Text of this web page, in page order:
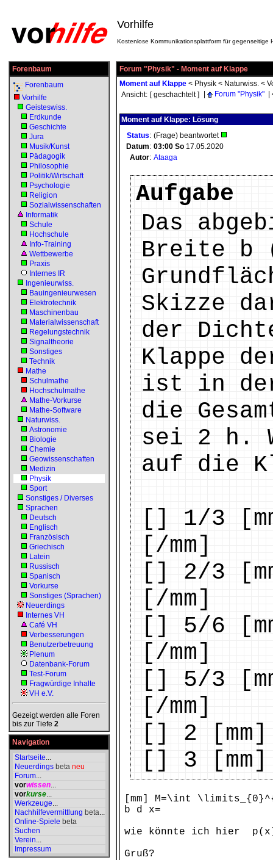
Vorhilfe
Kostenlose Kommunikationsplattform für gegenseitige
Forenbaum
Forenbaum
Vorhilfe
Geisteswiss.
Erdkunde
Geschichte
Jura
Musik/Kunst
Pädagogik
Philosophie
Politik/Wirtschaft
Psychologie
Religion
Sozialwissenschaften
Informatik
Schule
Hochschule
Info-Training
Wettbewerbe
Praxis
Internes IR
Ingenieurwiss.
Bauingenieurwesen
Elektrotechnik
Maschinenbau
Materialwissenschaft
Regelungstechnik
Signaltheorie
Sonstiges
Technik
Mathe
Schulmathe
Hochschulmathe
Mathe-Vorkurse
Mathe-Software
Naturwiss.
Astronomie
Biologie
Chemie
Geowissenschaften
Medizin
Physik
Sport
Sonstiges / Diverses
Sprachen
Deutsch
Englisch
Französisch
Griechisch
Latein
Russisch
Spanisch
Vorkurse
Sonstiges (Sprachen)
Neuerdings
Internes VH
Café VH
Verbesserungen
Benutzerbetreuung
Plenum
Datenbank-Forum
Test-Forum
Fragwürdige Inhalte
VH e.V.
Gezeigt werden alle Foren
bis zur Tiefe 2
Navigation
Startseite...
Neuerdings beta neu
Forum...
vorwissen...
vorkurse...
Werkzeuge...
Nachhilfevermittlung beta...
Online-Spiele beta
Suchen
Verein...
Impressum
Forum "Physik" - Moment auf Klappe
Moment auf Klappe < Physik < Naturwiss. <
Ansicht: [ geschachtelt ] Forum "Physik"
Moment auf Klappe: Lösung
Status: (Frage) beantwortet
Datum: 03:00 So 17.05.2020
Autor: Ataaga
Aufgabe
Das
Breite b
Skizze
der
Klappe
ist in der
die
sei 2 h.
auf die
[] 1/3
[/mm]
[] 2/3
[/mm]
[] 5/6
[/mm]
[] 5/3
[/mm]
[] 2
[] 3
[mm] M=\int
b d x=
wie könnte ich hier p(x)
Gruß?